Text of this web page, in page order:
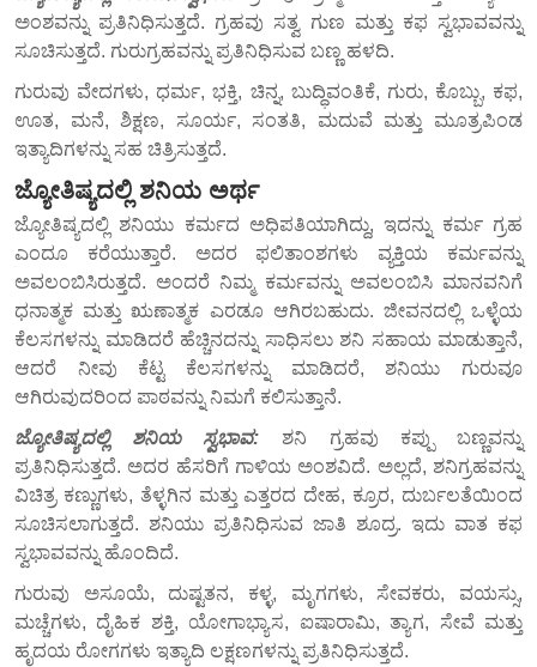
ಅಂಶವನ್ನು ಪ್ರತಿನಿಧಿಸುತ್ತದೆ. ಗ್ರಹವು ಸತ್ವ ಗುಣ ಮತ್ತು ಕಫ ಸ್ವಭಾವವನ್ನು
ಸೂಚಿಸುತ್ತದೆ. ಗುರುಗ್ರಹವನ್ನು ಪ್ರತಿನಿಧಿಸುವ ಬಣ್ಣ ಹಳದಿ.
ಗುರುವು ವೇದಗಳು, ಧರ್ಮ, ಭಕ್ತಿ, ಚಿನ್ನ, ಬುದ್ಧಿವಂತಿಕೆ, ಗುರು, ಕೊಬ್ಬು, ಕಫ,
ಊತ, ಮನೆ, ಶಿಕ್ಷಣ, ಸೂರ್ಯ, ಸಂತತಿ, ಮದುವೆ ಮತ್ತು ಮೂತ್ರಪಿಂಡ
ಇತ್ಯಾದಿಗಳನ್ನು ಸಹ ಚಿತ್ರಿಸುತ್ತದೆ.
ಜ್ಯೋತಿಷ್ಯದಲ್ಲಿ ಶನಿಯ ಅರ್ಥ
ಜ್ಯೋತಿಷ್ಯದಲ್ಲಿ ಶನಿಯು ಕರ್ಮದ ಅಧಿಪತಿಯಾಗಿದ್ದು, ಇದನ್ನು ಕರ್ಮ ಗ್ರಹ
ಎಂದೂ ಕರೆಯುತ್ತಾರೆ. ಅದರ ಫಲಿತಾಂಶಗಳು ವ್ಯಕ್ತಿಯ ಕರ್ಮವನ್ನು
ಅವಲಂಬಿಸಿರುತ್ತದೆ. ಅಂದರೆ ನಿಮ್ಮ ಕರ್ಮವನ್ನು ಅವಲಂಬಿಸಿ ಮಾನವನಿಗೆ
ಧನಾತ್ಮಕ ಮತ್ತು ಋಣಾತ್ಮಕ ಎರಡೂ ಆಗಿರಬಹುದು. ಜೀವನದಲ್ಲಿ ಒಳ್ಳೆಯ
ಕೆಲಸಗಳನ್ನು ಮಾಡಿದರೆ ಹೆಚ್ಚಿನದನ್ನು ಸಾಧಿಸಲು ಶನಿ ಸಹಾಯ ಮಾಡುತ್ತಾನೆ,
ಆದರೆ ನೀವು ಕೆಟ್ಟ ಕೆಲಸಗಳನ್ನು ಮಾಡಿದರೆ, ಶನಿಯು ಗುರುವೂ
ಆಗಿರುವುದರಿಂದ ಪಾಠವನ್ನು ನಿಮಗೆ ಕಲಿಸುತ್ತಾನೆ.
ಜ್ಯೋತಿಷ್ಯದಲ್ಲಿ ಶನಿಯ ಸ್ವಭಾವ: ಶನಿ ಗ್ರಹವು ಕಪ್ಪು ಬಣ್ಣವನ್ನು
ಪ್ರತಿನಿಧಿಸುತ್ತದೆ. ಅದರ ಹೆಸರಿಗೆ ಗಾಳಿಯ ಅಂಶವಿದೆ. ಅಲ್ಲದೆ, ಶನಿಗ್ರಹವನ್ನು
ವಿಚಿತ್ರ ಕಣ್ಣುಗಳು, ತೆಳ್ಳಗಿನ ಮತ್ತು ಎತ್ತರದ ದೇಹ, ಕ್ರೂರ, ದುರ್ಬಲತೆಯಿಂದ
ಸೂಚಿಸಲಾಗುತ್ತದೆ. ಶನಿಯು ಪ್ರತಿನಿಧಿಸುವ ಜಾತಿ ಶೂದ್ರ. ಇದು ವಾತ ಕಫ
ಸ್ವಭಾವವನ್ನು ಹೊಂದಿದೆ.
ಗುರುವು ಅಸೂಯೆ, ದುಷ್ಟತನ, ಕಳ್ಳ, ಮೃಗಗಳು, ಸೇವಕರು, ವಯಸ್ಸು,
ಮಚ್ಚೆಗಳು, ದೈಹಿಕ ಶಕ್ತಿ, ಯೋಗಾಭ್ಯಾಸ, ಐಷಾರಾಮಿ, ತ್ಯಾಗ, ಸೇವೆ ಮತ್ತು
ಹೃದಯ ರೋಗಗಳು ಇತ್ಯಾದಿ ಲಕ್ಷಣಗಳನ್ನು ಪ್ರತಿನಿಧಿಸುತ್ತದೆ.